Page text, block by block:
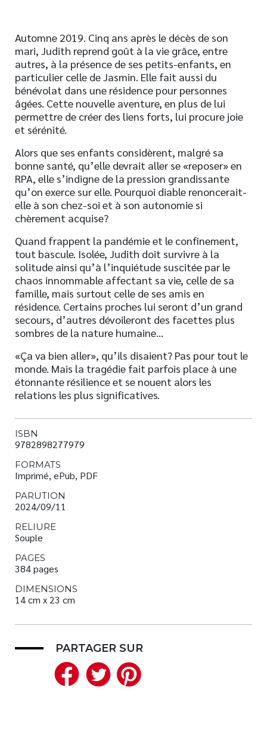
Automne 2019. Cinq ans après le décès de son
mari, Judith reprend goût à la vie grâce, entre
autres, à la présence de ses petits-enfants, en
particulier celle de Jasmin. Elle fait aussi du
bénévolat dans une résidence pour personnes
âgées. Cette nouvelle aventure, en plus de lui
permettre de créer des liens forts, lui procure joie
et sérénité.
Alors que ses enfants considèrent, malgré sa
bonne santé, qu’elle devrait aller se «reposer» en
RPA, elle s’indigne de la pression grandissante
qu’on exerce sur elle. Pourquoi diable renoncerait-
elle à son chez-soi et à son autonomie si
chèrement acquise?
Quand frappent la pandémie et le confinement,
tout bascule. Isolée, Judith doit survivre à la
solitude ainsi qu’à l’inquiétude suscitée par le
chaos innommable affectant sa vie, celle de sa
famille, mais surtout celle de ses amis en
résidence. Certains proches lui seront d’un grand
secours, d’autres dévoileront des facettes plus
sombres de la nature humaine…
«Ça va bien aller», qu’ils disaient? Pas pour tout le
monde. Mais la tragédie fait parfois place à une
étonnante résilience et se nouent alors les
relations les plus significatives.
ISBN
9782898277979
FORMATS
Imprimé, ePub, PDF
PARUTION
2024/09/11
RELIURE
Souple
PAGES
384 pages
DIMENSIONS
14 cm x 23 cm
PARTAGER SUR
Facebook
Twitter